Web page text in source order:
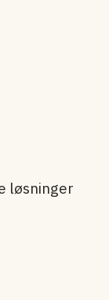
løsninger